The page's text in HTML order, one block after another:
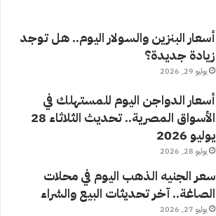
أسعار البنزين والسولار اليوم.. هل توجد
زيادة جديدة؟
يوليو 29, 2026
أسعار الدواجن اليوم للمستهلك في
الأسواق المصرية.. تحديث الثلاثاء 28
يوليو 2026
يوليو 28, 2026
سعر الجنيه الذهب اليوم في محلات
الصاغة.. آخر تحديثات البيع والشراء
يوليو 27, 2026